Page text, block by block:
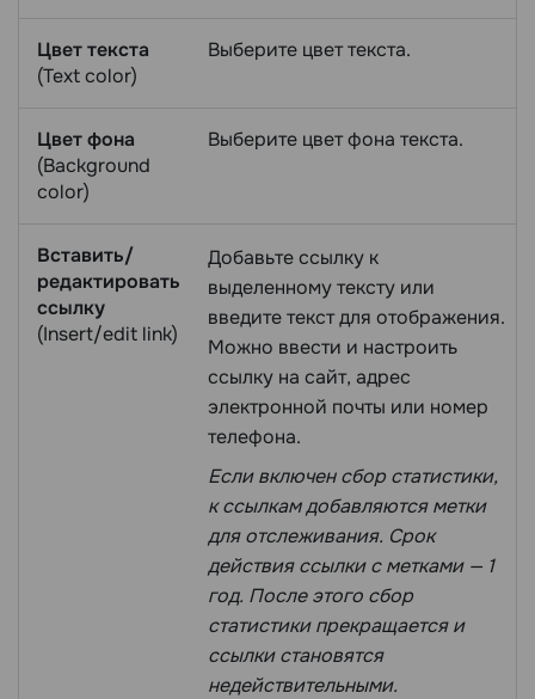
Цвет текста
(Text color)
Выберите цвет текста.
Цвет фона
(Background
color)
Выберите цвет фона текста.
Вставить/
редактировать
ссылку
(Insert/edit link)
Добавьте ссылку к
выделенному тексту или
введите текст для отображения.
Можно ввести и настроить
ссылку на сайт, адрес
электронной почты или номер
телефона.
Если включен сбор статистики,
к ссылкам добавляются метки
для отслеживания. Срок
действия ссылки с метками — 1
год. После этого сбор
статистики прекращается и
ссылки становятся
недействительными.